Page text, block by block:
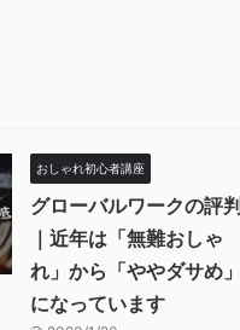
おしゃれ初心者講座
グローバルワークの評判
｜近年は「無難おしゃ
れ」から「ややダサめ」
になっています